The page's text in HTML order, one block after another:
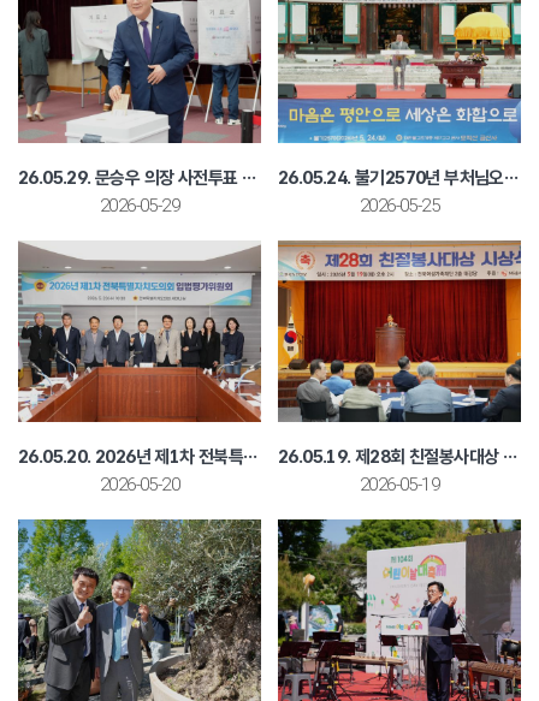
26.05.29. 문승우 의장 사전투표 독려
2026-05-29
26.05.24. 불기2570년 부처님오신날 봉축법요식
2026-05-25
26.05.20. 2026년 제1차 전북특별자치도 조례 입법평가위원회
2026-05-20
26.05.19. 제28회 친절봉사대상 시상식
2026-05-19